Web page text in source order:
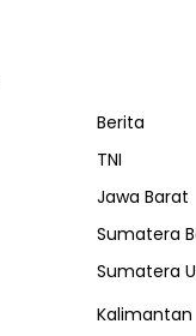
Berita
TNI
Jawa Barat
Sumatera
Sumatera
Kalimantan